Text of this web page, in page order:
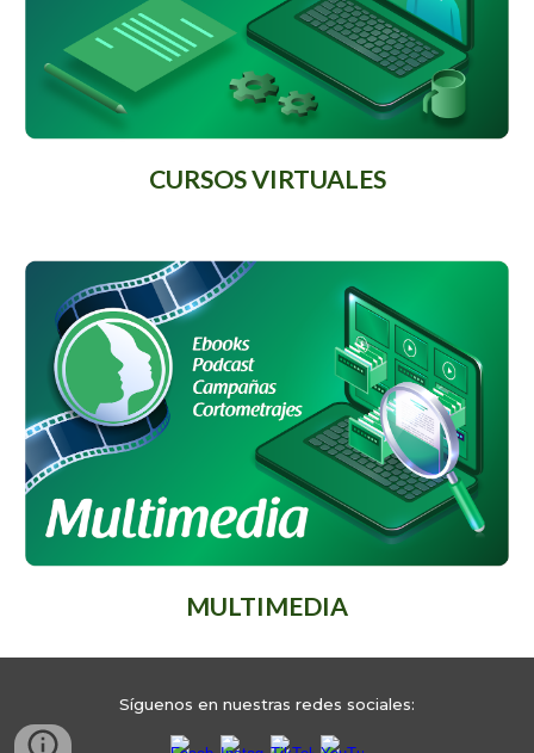
CURSOS VIRTUALES
MULTIMEDIA
Síguenos en nuestras redes sociales: